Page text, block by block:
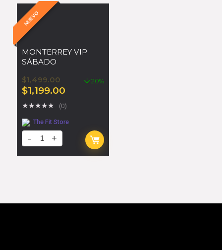
NUEVO
MONTERREY VIP
SÁBADO
$1,499.00
$1,199.00
20%
★★★★★ (0)
The Fit Store